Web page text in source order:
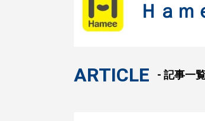
Ｈａｍ
ARTICLE - 記事一